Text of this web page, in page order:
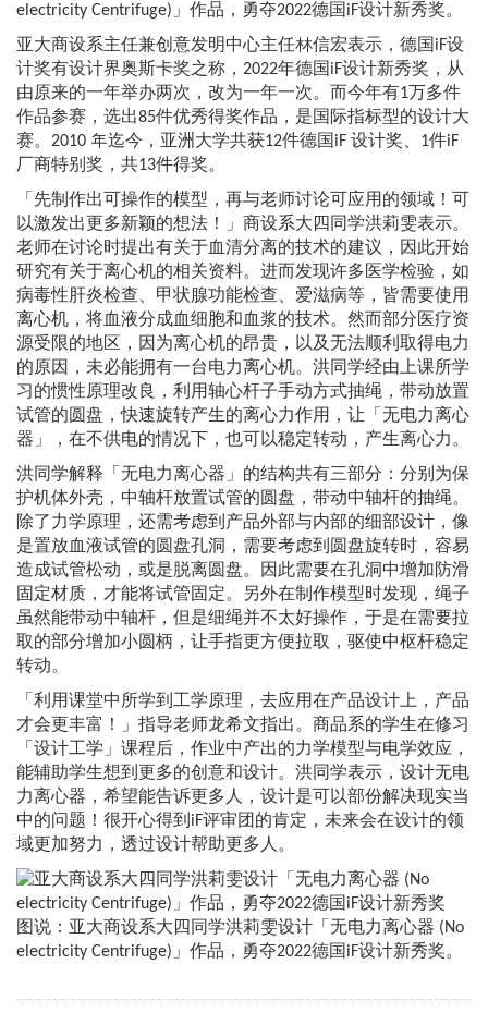
electricity Centrifuge)」作品，勇夺2022德国iF设计新秀奖。
亚大商设系主任兼创意发明中心主任林信宏表示，德国iF设
计奖有设计界奥斯卡奖之称，2022年德国iF设计新秀奖，从
由原来的一年举办两次，改为一年一次。而今年有1万多件
作品参赛，选出85件优秀得奖作品，是国际指标型的设计大
赛。2010 年迄今，亚洲大学共获12件德国iF 设计奖、1件iF
厂商特别奖，共13件得奖。
「先制作出可操作的模型，再与老师讨论可应用的领域！可
以激发出更多新颖的想法！」商设系大四同学洪莉雯表示。
老师在讨论时提出有关于血清分离的技术的建议，因此开始
研究有关于离心机的相关资料。进而发现许多医学检验，如
病毒性肝炎检查、甲状腺功能检查、爱滋病等，皆需要使用
离心机，将血液分成血细胞和血浆的技术。然而部分医疗资
源受限的地区，因为离心机的昂贵，以及无法顺利取得电力
的原因，未必能拥有一台电力离心机。洪同学经由上课所学
习的惯性原理改良，利用轴心杆子手动方式抽绳，带动放置
试管的圆盘，快速旋转产生的离心力作用，让「无电力离心
器」，在不供电的情况下，也可以稳定转动，产生离心力。
洪同学解释「无电力离心器」的结构共有三部分：分别为保
护机体外壳，中轴杆放置试管的圆盘，带动中轴杆的抽绳。
除了力学原理，还需考虑到产品外部与内部的细部设计，像
是置放血液试管的圆盘孔洞，需要考虑到圆盘旋转时，容易
造成试管松动，或是脱离圆盘。因此需要在孔洞中增加防滑
固定材质，才能将试管固定。另外在制作模型时发现，绳子
虽然能带动中轴杆，但是细绳并不太好操作，于是在需要拉
取的部分增加小圆柄，让手指更方便拉取，驱使中枢杆稳定
转动。
「利用课堂中所学到工学原理，去应用在产品设计上，产品
才会更丰富！」指导老师龙希文指出。商品系的学生在修习
「设计工学」课程后，作业中产出的力学模型与电学效应，
能辅助学生想到更多的创意和设计。洪同学表示，设计无电
力离心器，希望能告诉更多人，设计是可以部份解决现实当
中的问题！很开心得到iF评审团的肯定，未来会在设计的领
域更加努力，透过设计帮助更多人。
图说：亚大商设系大四同学洪莉雯设计「无电力离心器 (No
electricity Centrifuge)」作品，勇夺2022德国iF设计新秀奖。